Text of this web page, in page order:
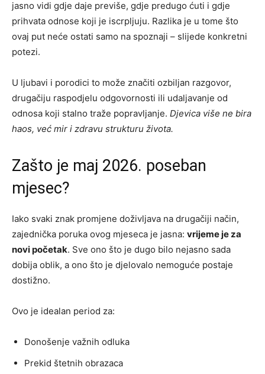
jasno vidi gdje daje previše, gdje predugo ćuti i gdje
prihvata odnose koji je iscrpljuju. Razlika je u tome što
ovaj put neće ostati samo na spoznaji – slijede konkretni
potezi.
U ljubavi i porodici to može značiti ozbiljan razgovor,
drugačiju raspodjelu odgovornosti ili udaljavanje od
odnosa koji stalno traže popravljanje. Djevica više ne bira
haos, već mir i zdravu strukturu života.
Zašto je maj 2026. poseban
mjesec?
Iako svaki znak promjene doživljava na drugačiji način,
zajednička poruka ovog mjeseca je jasna: vrijeme je za
novi početak. Sve ono što je dugo bilo nejasno sada
dobija oblik, a ono što je djelovalo nemoguće postaje
dostižno.
Ovo je idealan period za:
Donošenje važnih odluka
Prekid štetnih obrazaca